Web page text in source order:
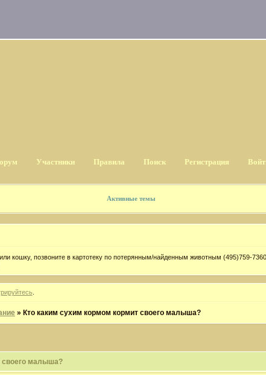
Участники Правила Поиск Регистрация
Активные темы
кошку, позвоните в картотеку по потерянным/найденным животным (495)759-
» Кто каким сухим кормом кормит своего малыша?
своего малыша?